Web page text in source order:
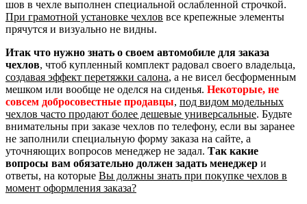
шов в чехле выполнен специальной ослабленной строчкой.
При грамотной установке чехлов все крепежные элементы
прячутся и визуально не видны.
Итак что нужно знать о своем автомобиле для заказа
чехлов, чтоб купленный комплект радовал своего владельца,
создавая эффект перетяжки салона, а не висел бесформенным
мешком или вообще не оделся на сиденья. Некоторые, не
совсем добросовестные продавцы, под видом модельных
чехлов часто продают более дешевые универсальные. Будьте
внимательны при заказе чехлов по телефону, если вы заранее
не заполнили специальную форму заказа на сайте, а
уточняющих вопросов менеджер не задал. Так какие
вопросы вам обязательно должен задать менеджер и
ответы, на которые Вы должны знать при покупке чехлов в
момент оформления заказа?